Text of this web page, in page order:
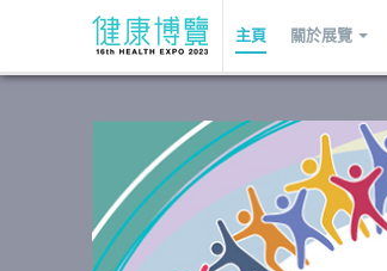
主頁 關於展覽